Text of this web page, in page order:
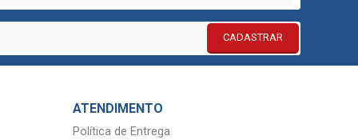
CADASTRAR
ATENDIMENTO
Política de Entrega